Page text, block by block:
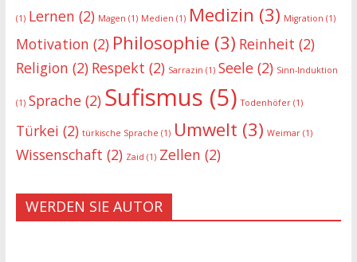
(1) Lernen (2) Magen (1) Medien (1) Medizin (3) Migration (1)
Motivation (2) Philosophie (3) Reinheit (2)
Religion (2) Respekt (2) Sarrazin (1) Seele(2) Sinn-Induktion
(1) Sprache(2) Sufismus (5) Todenhöfer(1)
Türkei (2) türkische Sprache (1) Umwelt (3) Weimar(1)
Wissenschaft (2) Zaid (1) Zellen (2)
WERDEN SIE AUTOR